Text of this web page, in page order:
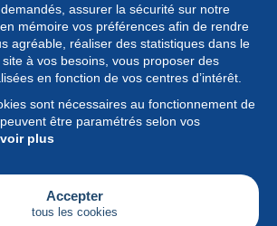
assurer la sécurité sur notre
mémoire vos préférences afin de rendre
agréable, réaliser des statistiques dans le
site à vos besoins, vous proposer des
en fonction de vos centres d’intérêt.
sont nécessaires au fonctionnement de
être paramétrés selon vos
plus
Accepter
tous les cookies